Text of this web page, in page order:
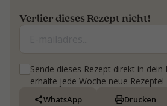
Verlier dieses Rezept nicht!
Sende dieses Rezept direkt in
erhalte jede Woche neue Rezepte!
WhatsApp Drucken